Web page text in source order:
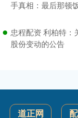
手真相：最后那顿
忠程配资 利柏特：
股份变动的公告
道正网